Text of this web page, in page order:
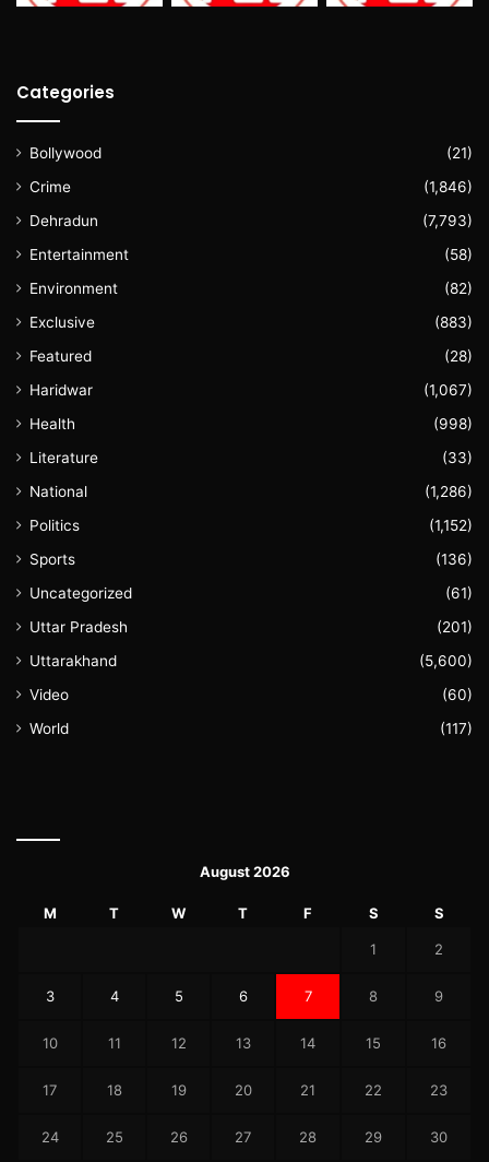
Categories
Bollywood
(21)
Crime
(1,846)
Dehradun
(7,793)
Entertainment
(58)
Environment
(82)
Exclusive
(883)
Featured
(28)
Haridwar
(1,067)
Health
(998)
Literature
(33)
National
(1,286)
Politics
(1,152)
Sports
(136)
Uncategorized
(61)
Uttar Pradesh
(201)
Uttarakhand
(5,600)
Video
(60)
World
(117)
August 2026
M T W T F S S
1 2
3 4 5 6 7 8 9
10 11 12 13 14 15 16
17 18 19 20 21 22 23
24 25 26 27 28 29 30